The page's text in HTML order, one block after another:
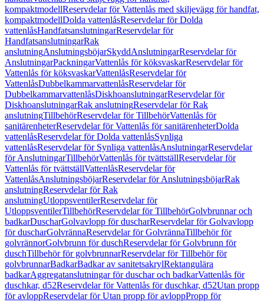
kompaktmodellReservdelar för Vattenlås med skiljevägg för handfat,
kompaktmodellDolda vattenlåsReservdelar för Dolda
vattenlåsHandfatsanslutningarReservdelar för
HandfatsanslutningarRak
anslutningAnslutningsböjarSkyddAnslutningarReservdelar för
AnslutningarPackningarVattenlås för köksvaskarReservdelar för
Vattenlås för köksvaskarVattenlåsReservdelar för
VattenlåsDubbelkammarvattenlåsReservdelar för
DubbelkammarvattenlåsDiskhoanslutningarReservdelar för
DiskhoanslutningarRak anslutningReservdelar för Rak
anslutningTillbehörReservdelar för TillbehörVattenlås för
sanitärenheterReservdelar för Vattenlås för sanitärenheterDolda
vattenlåsReservdelar för Dolda vattenlåsSynliga
vattenlåsReservdelar för Synliga vattenlåsAnslutningarReservdelar
för AnslutningarTillbehörVattenlås för tvättställReservdelar för
Vattenlås för tvättställVattenlåsReservdelar för
VattenlåsAnslutningsböjarReservdelar för AnslutningsböjarRak
anslutningReservdelar för Rak
anslutningUtloppsventilerReservdelar för
UtloppsventilerTillbehörReservdelar för TillbehörGolvbrunnar och
badkarDuscharGolvavlopp för duscharReservdelar för Golvavlopp
för duscharGolvrännaReservdelar för GolvrännaTillbehör för
golvrännorGolvbrunn för duschReservdelar för Golvbrunn för
duschTillbehör för golvbrunnarReservdelar för Tillbehör för
golvbrunnarBadkarBadkar av sanitetsakrylRektangulära
badkarAggregatanslutningar för duschar och badkarVattenlås för
duschkar, d52Reservdelar för Vattenlås för duschkar, d52Utan propp
för avloppReservdelar för Utan propp för avloppPropp för